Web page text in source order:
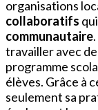
organisations
collaboratifs
communautaire
travailler avec
programme
élèves. Grâce à
seulement sa